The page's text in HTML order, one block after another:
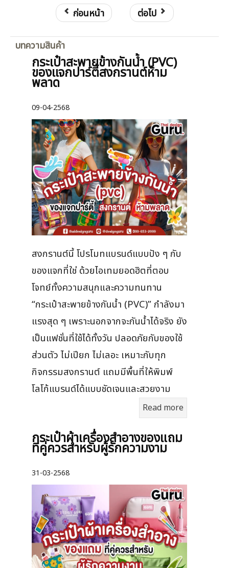
ก่อนหน้า ต่อไป
บทความสินค้า
กระเป๋าสะพายข้างกันน้ำ (PVC)
ของแจกปาร์ตี้สงกรานต์ห้าม
พลาด
09-04-2568
สงกรานต์นี้ โปรโมทแบรนด์แบบปัง ๆ กับ
ของแจกที่ใช่ ด้วยไอเทมยอดฮิตที่ตอบ
โจทย์ทั้งความสนุกและความทนทาน
“กระเป๋าสะพายข้างกันน้ำ (PVC)” กำลังมา
แรงสุด ๆ เพราะนอกจากจะกันน้ำได้จริง ยัง
เป็นแฟชั่นที่ใช้ได้ทั้งวัน ปลอดภัยกับของใช้
ส่วนตัว ไม่เปียก ไม่เลอะ เหมาะกับทุก
กิจกรรมสงกรานต์ แถมมีพื้นที่ให้พิมพ์
โลโก้แบรนด์ได้แบบชัดเจนและสวยงาม
Read more
กระเป๋าผ้าเครื่องสําอางของแถม
ที่คู่ควรสำหรับผู้รักความงาม
31-03-2568